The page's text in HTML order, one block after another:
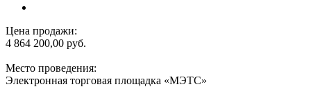
Цена продажи:
4 864 200,00 руб.
Место проведения:
Электронная торговая площадка «МЭТС»